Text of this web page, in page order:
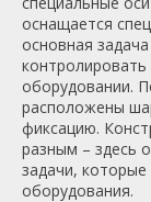
оснащается
основная
оборудовании.
расположены
фиксацию.
разным – здесь
задачи, которые
оборудования.